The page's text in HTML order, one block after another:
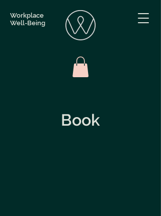
Workplace
Well-Being
Book